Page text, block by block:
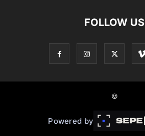
FOLLOW US
©
Powered by